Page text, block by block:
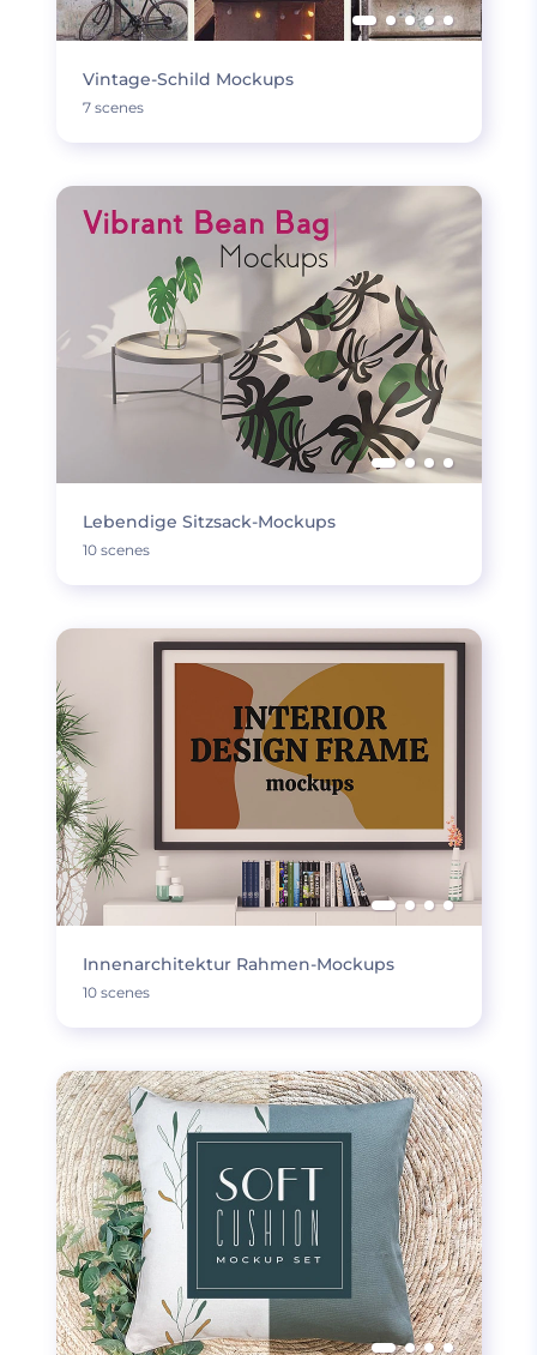
Vintage-Schild Mockups
7 scenes
Lebendige Sitzsack-Mockups
10 scenes
Innenarchitektur Rahmen-Mockups
10 scenes